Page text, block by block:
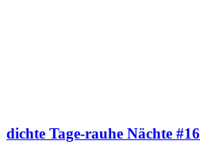
dichte Tage-rauhe Nächte #16